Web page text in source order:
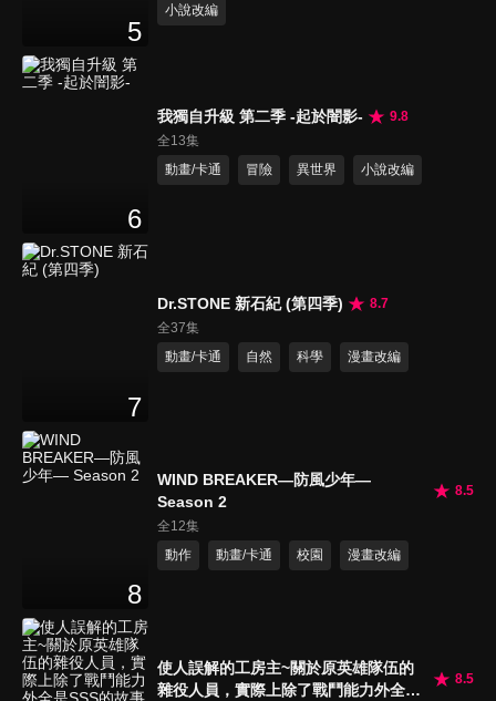
5
小說改編
6
我獨自升級 第二季 -起於闇影-
9.8
全13集
動畫/卡通
冒險 異世界 小說改編
7
Dr.STONE 新石紀 (第四季)
8.7
全37集
動畫/卡通
自然 科學 漫畫改編
8
WIND BREAKER—防風少年—
Season 2
8.5
全12集
動作
動畫/卡通 校園 漫畫改編
使人誤解的工房主~關於原英雄隊伍的
雜役人員，實際上除了戰鬥能力外全是
8.5